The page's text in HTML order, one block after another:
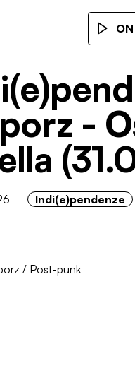
-
Indi(e)pendenze
/ Post-punk